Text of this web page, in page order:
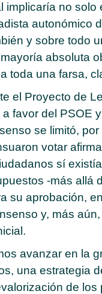
implicaría no solo
autonómico
y sobre todo
absoluta
toda una farsa,
el Proyecto de
favor del PSOE
se limitó,
votar
sí
-más allá
su aprobación,
y, más
avanzar en la
una estrategia
de